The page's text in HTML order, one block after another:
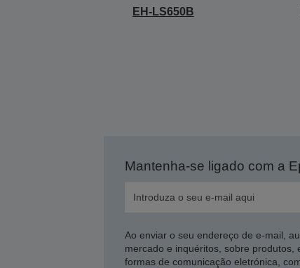
EH-LS650B
Mantenha-se ligado com a
Ao enviar o seu endereço de e-mail,
mercado e inquéritos, sobre
formas de comunicação eletrónica,